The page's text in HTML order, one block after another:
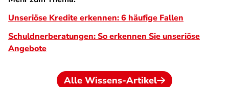
Unseriöse Kredite erkennen: 6 häufige Fallen
Schuldnerberatungen: So erkennen Sie unseriöse
Angebote
Alle Wissens-Artikel